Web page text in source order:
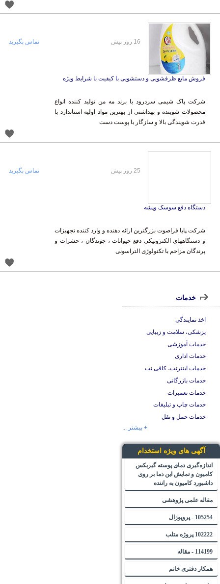
فروش مایع ظرفشویی و دستشویی با کیفیت با شرایط ویژه
شرکت پاک شیمی سردرود با برند مه من تولید کننده انواع
محصولات شوینده و بهداشتی از بهترین مواد اولیه استاندارد با
قدرت شویندگی بالا و سازگار با پوست دست
16 روز پیش تماس بگیرید
دستگاه دفع سوسک وپشه
شرکت پایا فراصوت بزرگترین ارائه دهنده و وارد کننده تجهیزات
و دستگاههای الکترونیکی دفع حیوانات ، جوندگان ، حشرات و
پرندگان مزاحم با تکنولوژی التراسونی
25 روز پیش تماس بگیرید
خدمات
اخذ نمایندگی
پزشکی، سلامت و زیبایی
خدمات آموزشی
خدمات اداری
خدمات اینترنت، کافی نت
خدمات بازرگانی
خدمات تعمیرات
خدمات چاپ و تبلیغات
خدمات حمل و نقل
+ بیشتر ...
آگهی های ویژه استخدام
اندازه‌گیری دمای پوسته گیربکس
کامیون و نمایش این دما بر روی
داشبورد کامیون به راننده
مقاله علمی پژوهشی
105254 - پروپوزال
102222 پروژه متلب
114199 - مقاله
همکار دفتری خانم